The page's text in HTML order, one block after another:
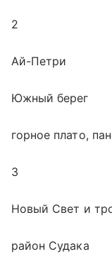
2
Ай-Петри
Южный берег
горное плато,
3
Новый Свет и
район Судака